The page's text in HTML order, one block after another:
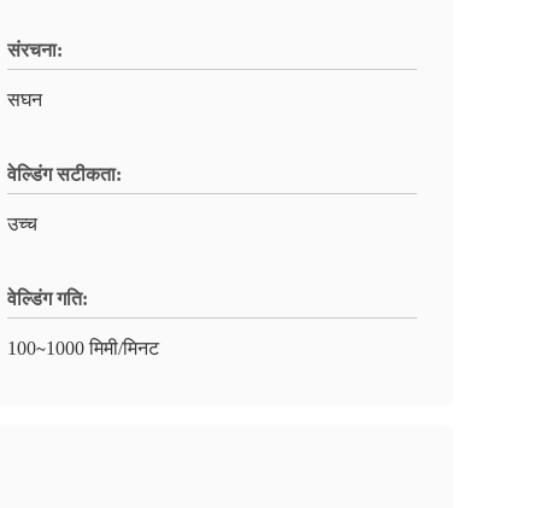
संरचना:
सघन
वेल्डिंग सटीकता:
उच्च
वेल्डिंग गति:
100∼1000 मिमी/मिनट